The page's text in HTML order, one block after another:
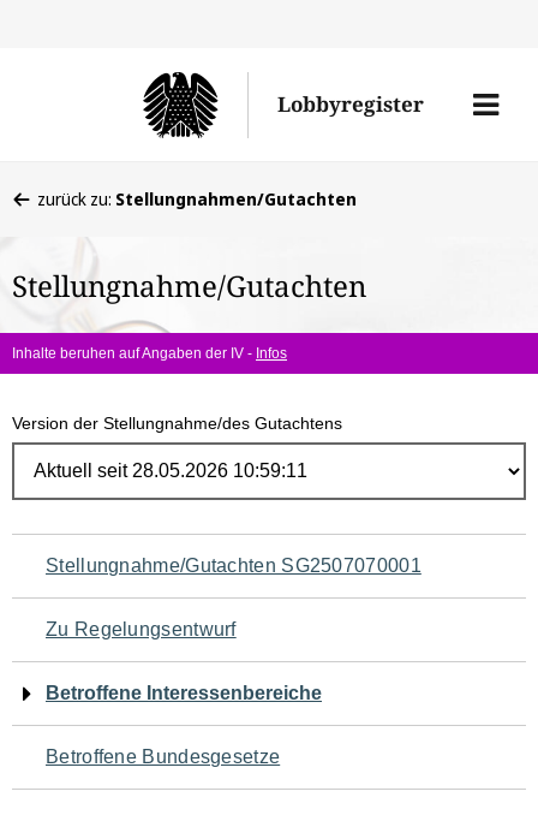
Lobbyregister
Menü
befinden
hier:
zurück zu: Stellungnahmen/Gutachten
Stellungnahme/Gutachten
Inhalte beruhen auf Angaben der IV - Infos
Version der Stellungnahme/des Gutachtens
Navigation
für
den
Seiteninhalt
Stellungnahme/Gutachten SG2507070001
Zu Regelungsentwurf
Betroffene Interessenbereiche
Betroffene Bundesgesetze